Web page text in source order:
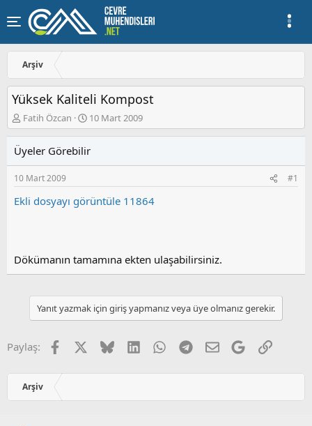
Arşiv
Yüksek Kaliteli Kompost
K
o
u
y
u
a
t
a
Fatih Özcan
B
a
l
a
ı
r
i
10 Mart 2009
Üyeler Görebilir
10 Mart 2009 #1
Ekli dosyayı görüntüle 11864
Dökümanın tamamına ekten ulaşabilirsiniz.
Yanıt yazmak için giriş yapmanız veya üye olmanız gerekir.
Paylaş: Facebook BlueskyLinkedInWhatsApp
Telegram
E-postaGoogleLink
Arşiv